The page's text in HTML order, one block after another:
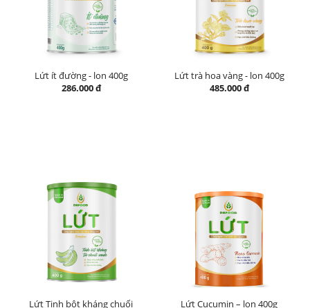
Lứt ít đường - lon 400g
286.000 đ
Lứt trà hoa vàng - lon 400g
485.000 đ
Lứt Tinh bột kháng chuối
Lứt Cucumin – lon 400g